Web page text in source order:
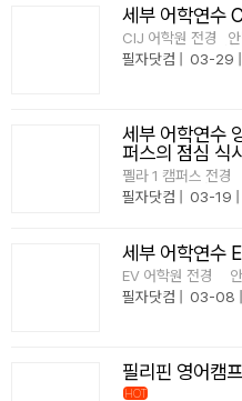
세부 어학연수
CIJ 어학원 전경 안녕하세요! 세부의 SJ 매니저입니다~ 오늘
도 어학연수에 대한 정보를 여러분께 포스팅해
인데요 ^^ 블로그를 통해 여러분께 언제나 양질을 정보를 드리
필자닷컴 03-29
세부 어학연수
퍼스의 점심 식
펠라 1 캠퍼스 전경 안녕하세요! 필자닷컴의 SJ 매니저가 인
사드립니다! 언제나 여러분께 양질의 정보를 전해드리고자 최
선을 다해 포스팅을 이어나
필자닷컴 03-19
세부 어학연수
EV 어학원 전경 안녕하세요~! 세부의 SJ 현지 매니저입니
다 ^^ 오늘도 필리핀 각지에서 열심히 공부를 하는 어학연수생
분들의 열기가 뜨거운 이곳! 이곳 필리핀
필자닷컴 03-08
필리핀 영어캠
HOT